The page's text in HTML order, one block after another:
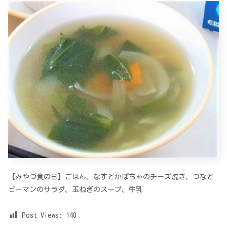
【みやづ食の日】ごはん、なすとかぼちゃのチーズ焼き、つなと
ピーマンのサラダ、玉ねぎのスープ、牛乳
Post Views: 140